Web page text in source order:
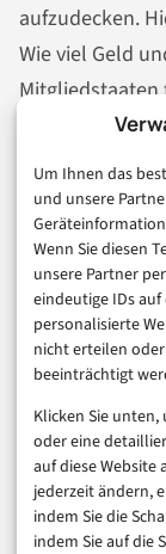
Um Ihnen das
und unsere
Wenn Sie diesen
unsere Partner
eindeutige IDs
personalisierte
nicht erteilen
beeinträchtigt
Klicken Sie
oder eine
auf diese Website
jederzeit ändern,
indem Sie die
indem Sie auf die
aufzudecken.
Wie viel Geld
eigenen Regeln?
Was
Der Omnibus-
Fortschritt:
Verbreitung
Herstellung
als
real – Open-
fehlende